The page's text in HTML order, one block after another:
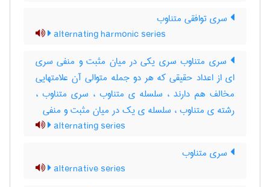
سری توافقی متناوب
alternating harmonic series
سری متناوب سری یکی در میان مثبت و منفی سری
ای از اعداد حقیقی که هر دو جمله متوالی آن علامتهایی
مخالف هم دارند ، سلسله ی متناوب ، سری متناوب ،
رشته ی متناوب ، سلسله ی یک در میان مثبت و منفی
alternating series
سری متناوب
alternative series